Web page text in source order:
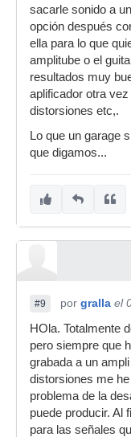
sacarle sonido a
opción después
ella para lo que
amplitube o el
resultados muy
aplificador otra
distorsiones etc,.
Lo que un garage
que digamos...
#9 por gralla el
HOla. Totalmente
pero siempre que
grabada a un
distorsiones me
problema de la
puede producir. Al
para las señales